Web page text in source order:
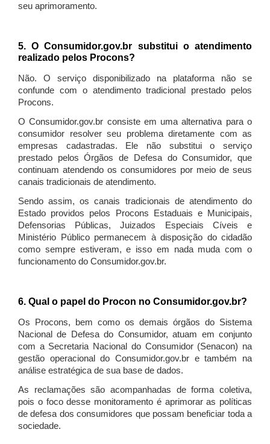
seu aprimoramento.
5. O Consumidor.gov.br substitui o atendimento
realizado pelos Procons?
Não. O serviço disponibilizado na plataforma não se
confunde com o atendimento tradicional prestado pelos
Procons.
O Consumidor.gov.br consiste em uma alternativa para o
consumidor resolver seu problema diretamente com as
empresas cadastradas. Ele não substitui o serviço
prestado pelos Órgãos de Defesa do Consumidor, que
continuam atendendo os consumidores por meio de seus
canais tradicionais de atendimento.
Sendo assim, os canais tradicionais de atendimento do
Estado providos pelos Procons Estaduais e Municipais,
Defensorias Públicas, Juizados Especiais Cíveis e
Ministério Público permanecem à disposição do cidadão
como sempre estiveram, e isso em nada muda com o
funcionamento do Consumidor.gov.br.
6. Qual o papel do Procon no Consumidor.gov.br?
Os Procons, bem como os demais órgãos do Sistema
Nacional de Defesa do Consumidor, atuam em conjunto
com a Secretaria Nacional do Consumidor (Senacon) na
gestão operacional do Consumidor.gov.br e também na
análise estratégica de sua base de dados.
As reclamações são acompanhadas de forma coletiva,
pois o foco desse monitoramento é aprimorar as políticas
de defesa dos consumidores que possam beneficiar toda a
sociedade.